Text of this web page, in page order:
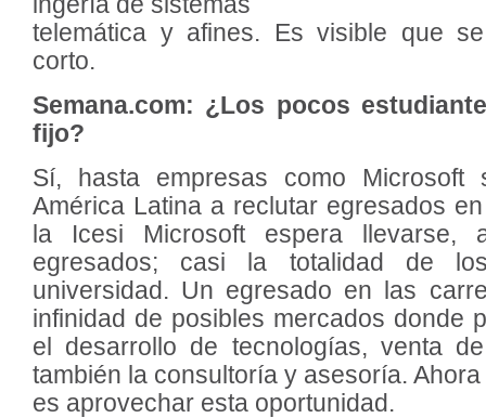
telemática y afines. Es visible que
corto.
Semana.com: ¿Los pocos
fijo?
Sí, hasta empresas como
América Latina a reclutar egresados
la Icesi Microsoft espera
egresados; casi la totalidad de
universidad. Un egresado en las
infinidad de posibles mercados donde
el desarrollo de tecnologías, venta
también la consultoría y asesoría.
es aprovechar esta oportunidad.